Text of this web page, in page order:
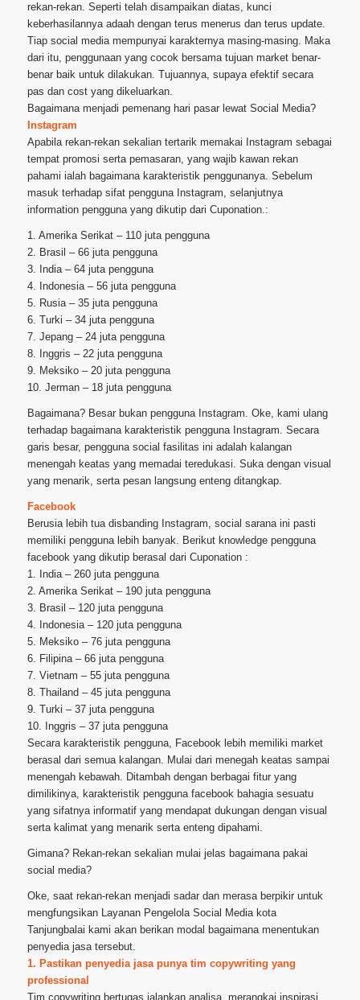
rekan-rekan. Seperti telah disampaikan diatas, kunci
keberhasilannya adaah dengan terus menerus dan terus update.
Tiap social media mempunyai karakternya masing-masing. Maka
dari itu, penggunaan yang cocok bersama tujuan market benar-
benar baik untuk dilakukan. Tujuannya, supaya efektif secara
pas dan cost yang dikeluarkan.
Bagaimana menjadi pemenang hari pasar lewat Social Media?
Instagram
Apabila rekan-rekan sekalian tertarik memakai Instagram sebagai
tempat promosi serta pemasaran, yang wajib kawan rekan
pahami ialah bagaimana karakteristik penggunanya. Sebelum
masuk terhadap sifat pengguna Instagram, selanjutnya
information pengguna yang dikutip dari Cuponation.:
1. Amerika Serikat – 110 juta pengguna
2. Brasil – 66 juta pengguna
3. India – 64 juta pengguna
4. Indonesia – 56 juta pengguna
5. Rusia – 35 juta pengguna
6. Turki – 34 juta pengguna
7. Jepang – 24 juta pengguna
8. Inggris – 22 juta pengguna
9. Meksiko – 20 juta pengguna
10. Jerman – 18 juta pengguna
Bagaimana? Besar bukan pengguna Instagram. Oke, kami ulang
terhadap bagaimana karakteristik pengguna Instagram. Secara
garis besar, pengguna social fasilitas ini adalah kalangan
menengah keatas yang memadai teredukasi. Suka dengan visual
yang menarik, serta pesan langsung enteng ditangkap.
Facebook
Berusia lebih tua disbanding Instagram, social sarana ini pasti
memiliki pengguna lebih banyak. Berikut knowledge pengguna
facebook yang dikutip berasal dari Cuponation :
1. India – 260 juta pengguna
2. Amerika Serikat – 190 juta pengguna
3. Brasil – 120 juta pengguna
4. Indonesia – 120 juta pengguna
5. Meksiko – 76 juta pengguna
6. Filipina – 66 juta pengguna
7. Vietnam – 55 juta pengguna
8. Thailand – 45 juta pengguna
9. Turki – 37 juta pengguna
10. Inggris – 37 juta pengguna
Secara karakteristik pengguna, Facebook lebih memiliki market
berasal dari semua kalangan. Mulai dari menegah keatas sampai
menengah kebawah. Ditambah dengan berbagai fitur yang
dimilikinya, karakteristik pengguna facebook bahagia sesuatu
yang sifatnya informatif yang mendapat dukungan dengan visual
serta kalimat yang menarik serta enteng dipahami.
Gimana? Rekan-rekan sekalian mulai jelas bagaimana pakai
social media?
Oke, saat rekan-rekan menjadi sadar dan merasa berpikir untuk
mengfungsikan Layanan Pengelola Social Media kota
Tanjungbalai kami akan berikan modal bagaimana menentukan
penyedia jasa tersebut.
1. Pastikan penyedia jasa punya tim copywriting yang
professional
Tim copywriting bertugas jalankan analisa, merangkai inspirasi